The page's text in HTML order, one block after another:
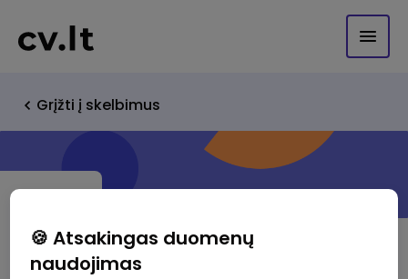
Grįžti į skelbimus
🍪 Atsakingas duomenų
naudojimas